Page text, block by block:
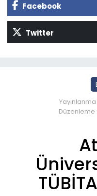
Facebook
Twitter
Yayınlanma
Düzenleme